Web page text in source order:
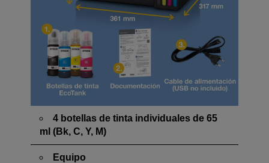
4 botellas de tinta individuales de 65
ml (Bk, C, Y, M)
Equipo